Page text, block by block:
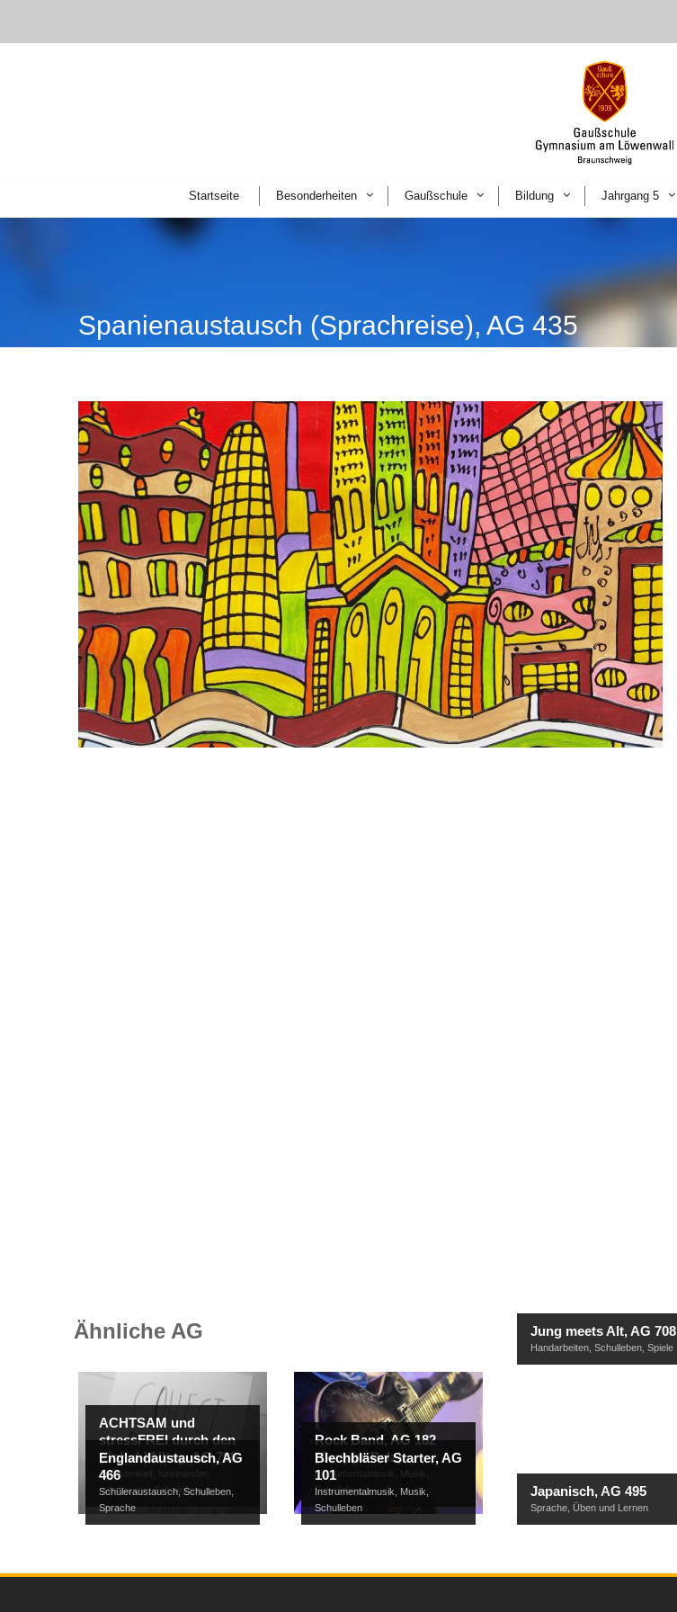
Startseite Besonderheiten Gaußschule Bildung Jahrgang 5
Spanienaustausch (Sprachreise), AG 435
Ähnliche AG
ACHTSAM und
stressFREI durch den
(Schul-)Alltag, AG 798
Achtsamkeit füreinander
miteinander, Schulleben
Rock Band, AG 182
(Gruppe Pelz)
Instrumentalmusik Musik
Schulleben
Jung meets Alt, AG 708
Handarbeiten Schulleben Spiele
Englandaustausch, AG
466
Schüleraustausch Schulleben
Sprache
Blechbläser Starter, AG
101
Instrumentalmusik Musik
Schulleben
Japanisch, AG 495
Sprache Üben und Lernen